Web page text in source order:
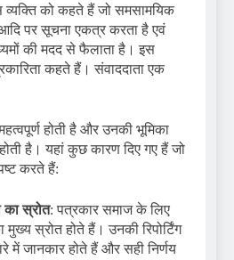
व्यक्ति को कहते हैं जो समसामयिक
आदि पर सूचना एकत्र करता है एवं
की मदद से फैलाता है। इस
कहते हैं। संवाददाता एक
होती है और उनकी भूमिका
है। यहां कुछ कारण दिए गए हैं जो
करते हैं:
का स्रोत: पत्रकार समाज के लिए
स्रोत होते हैं। उनकी रिपोर्टिंग
में जानकार होते हैं और सही निर्णय